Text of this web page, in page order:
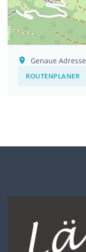
Genaue
ROUTENPLANER